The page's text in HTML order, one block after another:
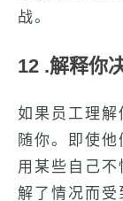
战。
12 .解释你
如果员工理解
随你。即使
用某些自己
解了情况而受